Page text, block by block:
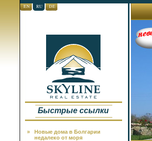
EN RU DE
Быстрые ссылки
»
Новые дома в Болгарии
недалеко от моря